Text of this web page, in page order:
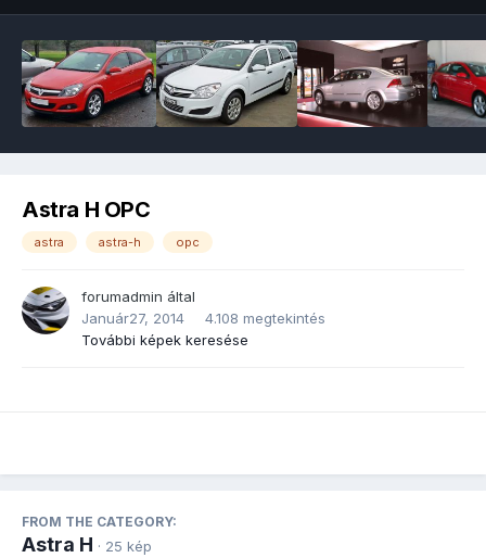
Astra H OPC
astra astra-h opc
forumadmin által
Január27, 2014
4.108 megtekintés
További képek keresése
FROM THE CATEGORY:
Astra H · 25 kép